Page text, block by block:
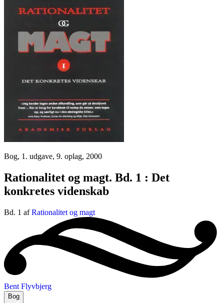
Bog, 1. udgave, 9. oplag, 2000
Rationalitet og magt. Bd. 1 : Det
konkretes videnskab
Bd. 1 afRationalitet og magt
Bent Flyvbjerg
Bog